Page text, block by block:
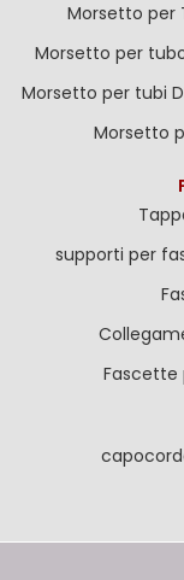
Morsetto per
Morsetto per
Morsetto per tubi
Morsetto
supporti per
Fascette